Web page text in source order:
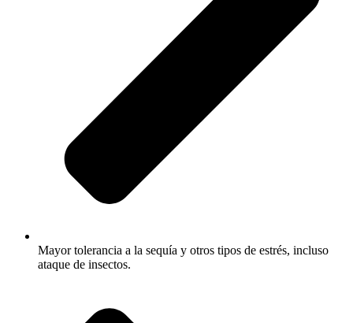
Mayor tolerancia a la sequía y otros tipos de estrés, incluso
ataque de insectos.